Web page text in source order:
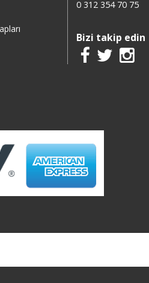
0 312 354 70 75
Bizi takip edin